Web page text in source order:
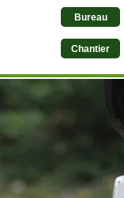
Bureau
Chantier